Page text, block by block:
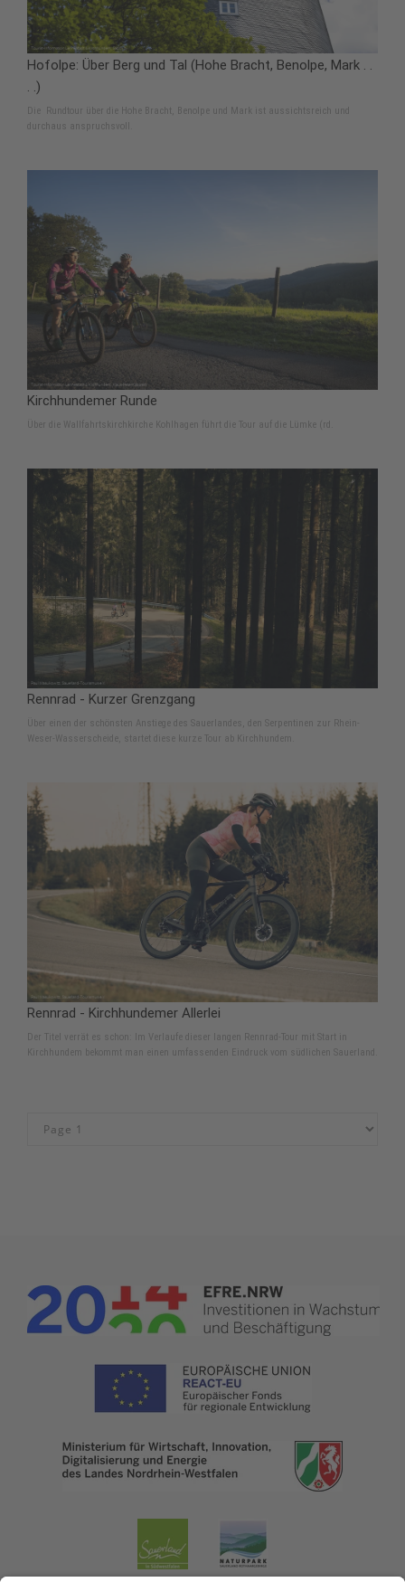
Hofolpe: Über Berg und Tal (Hohe Bracht, Benolpe, Mark . .
. .)
Die Rundtour über die Hohe Bracht, Benolpe und Mark ist aussichtsreich und
durchaus anspruchsvoll.
Kirchhundemer Runde
Über die Wallfahrtskirchkirche Kohlhagen führt die Tour auf die Lümke (rd.
Rennrad - Kurzer Grenzgang
Über einen der schönsten Anstiege des Sauerlandes, den Serpentinen zur Rhein-
Weser-Wasserscheide, startet diese kurze Tour ab Kirchhundem.
Rennrad - Kirchhundemer Allerlei
Der Titel verrät es schon: Im Verlaufe dieser langen Rennrad-Tour mit Start in
Kirchhundem bekommt man einen umfassenden Eindruck vom südlichen Sauerland.